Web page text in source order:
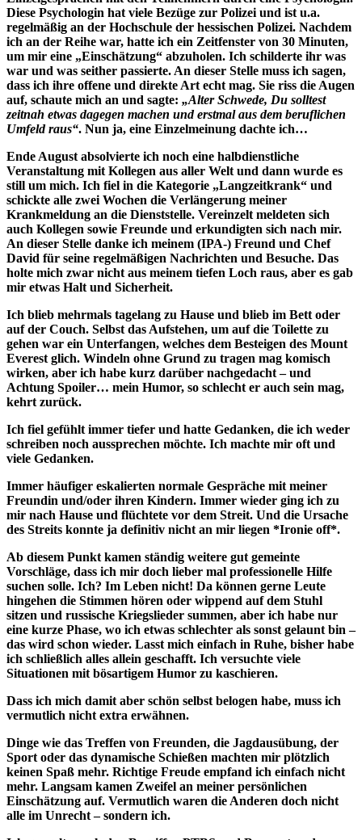
Diese Psychologin hat viele Bezüge zur Polizei und ist u.a.
regelmäßig an der Hochschule der hessischen Polizei. Nachdem
ich an der Reihe war, hatte ich ein Zeitfenster von 30 Minuten,
um mir eine „Einschätzung“ abzuholen. Ich schilderte ihr was
war und was seither passierte. An dieser Stelle muss ich sagen,
dass ich ihre offene und direkte Art echt mag. Sie riss die Augen
auf, schaute mich an und sagte: „Alter Schwede, Du solltest
zeitnah etwas dagegen machen und erstmal aus dem beruflichen
Umfeld raus“. Nun ja, eine Einzelmeinung dachte ich…
Ende August absolvierte ich noch eine halbdienstliche
Veranstaltung mit Kollegen aus aller Welt und dann wurde es
still um mich. Ich fiel in die Kategorie „Langzeitkrank“ und
schickte alle zwei Wochen die Verlängerung meiner
Krankmeldung an die Dienststelle. Vereinzelt meldeten sich
auch Kollegen sowie Freunde und erkundigten sich nach mir.
An dieser Stelle danke ich meinem (IPA-) Freund und Chef
David für seine regelmäßigen Nachrichten und Besuche. Das
holte mich zwar nicht aus meinem tiefen Loch raus, aber es gab
mir etwas Halt und Sicherheit.
Ich blieb mehrmals tagelang zu Hause und blieb im Bett oder
auf der Couch. Selbst das Aufstehen, um auf die Toilette zu
gehen war ein Unterfangen, welches dem Besteigen des Mount
Everest glich. Windeln ohne Grund zu tragen mag komisch
wirken, aber ich habe kurz darüber nachgedacht – und
Achtung Spoiler… mein Humor, so schlecht er auch sein mag,
kehrt zurück.
Ich fiel gefühlt immer tiefer und hatte Gedanken, die ich weder
schreiben noch aussprechen möchte. Ich machte mir oft und
viele Gedanken.
Immer häufiger eskalierten normale Gespräche mit meiner
Freundin und/oder ihren Kindern. Immer wieder ging ich zu
mir nach Hause und flüchtete vor dem Streit. Und die Ursache
des Streits konnte ja definitiv nicht an mir liegen *Ironie off*.
Ab diesem Punkt kamen ständig weitere gut gemeinte
Vorschläge, dass ich mir doch lieber mal professionelle Hilfe
suchen solle. Ich? Im Leben nicht! Da können gerne Leute
hingehen die Stimmen hören oder wippend auf dem Stuhl
sitzen und russische Kriegslieder summen, aber ich habe nur
eine kurze Phase, wo ich etwas schlechter als sonst gelaunt bin –
das wird schon wieder. Lasst mich einfach in Ruhe, bisher habe
ich schließlich alles allein geschafft. Ich versuchte viele
Situationen mit bösartigem Humor zu kaschieren.
Dass ich mich damit aber schön selbst belogen habe, muss ich
vermutlich nicht extra erwähnen.
Dinge wie das Treffen von Freunden, die Jagdausübung, der
Sport oder das dynamische Schießen machten mir plötzlich
keinen Spaß mehr. Richtige Freude empfand ich einfach nicht
mehr. Langsam kamen Zweifel an meiner persönlichen
Einschätzung auf. Vermutlich waren die Anderen doch nicht
alle im Unrecht – sondern ich.